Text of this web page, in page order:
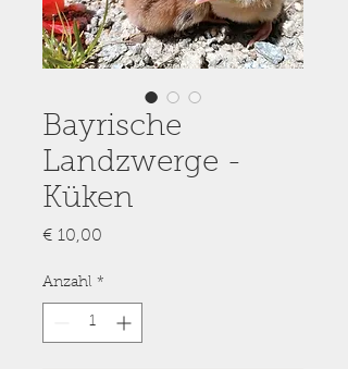
Bayrische
Landzwerge -
Küken
€ 10,00
Anzahl *